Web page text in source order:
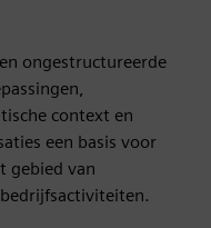
ongestructureerde
context en
een basis voor
gebied van